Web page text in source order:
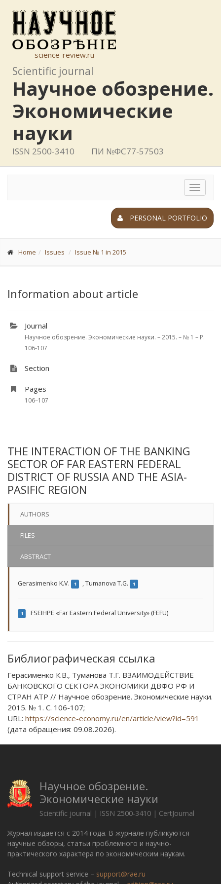
science-review.ru
Scientific journal
Научное обозрение.
Экономические
науки
ISSN 2500-3410 ПИ №ФС77-57503
Toggle
PERSONAL PORTFOLIO
Home Issues Issue № 1 in 2015
Information about article
Journal
Научное обозрение. Экономические науки. – 2015. – № 1 – P.
106-107
Section
Pages
106–107
THE INTERACTION OF THE BANKING
SECTOR OF FAR EASTERN FEDERAL
DISTRICT OF RUSSIA AND THE ASIA-
PASIFIC REGION
AUTHORS
FILES
ABSTRACT
Gerasimenko K.V. 1 ,Tumanova T.G. 1
1 FSEIHPE «Far Eastern Federal University» (FEFU)
Библиографическая ссылка
Герасименко К.В., Туманова Т.Г. ВЗАИМОДЕЙСТВИЕ
БАНКОВСКОГО СЕКТОРА ЭКОНОМИКИ ДВФО РФ И
СТРАН АТР // Научное обозрение. Экономические науки.
2015. № 1. С. 106-107;
URL: https://science-economy.ru/en/article/view?id=591
(дата обращения: 09.08.2026).
Научное обозрение.
Экономические науки
Scientific journal | ISSN 2500-3410 | CertJournal
Журнал издается с 2014 года. В журнале публикуются
научные обзоры, статьи проблемного и научно-
практического характера по экономическим наукам.
Technical support service – support@rae.ru